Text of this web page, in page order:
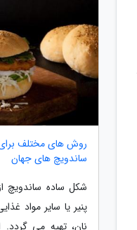
روش های مختلف برای
ساندویچ های جهان
شکل ساده
پنیر یا سایر مواد
نان، تهیه می